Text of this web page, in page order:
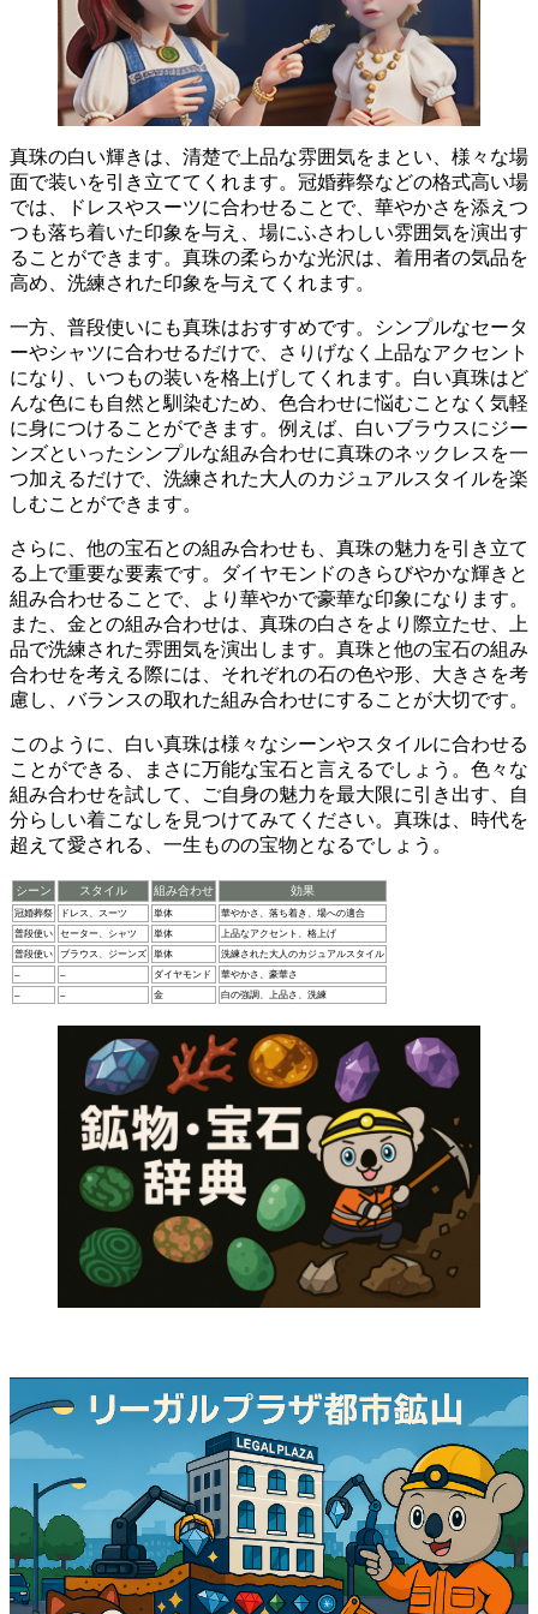
真珠の白い輝きは、清楚で上品な雰囲気をまとい、様々な場
面で装いを引き立ててくれます。 冠婚葬祭などの格式高い場
では、ドレスやスーツに合わせることで、華やかさを添えつ
つも落ち着いた印象を与え、場にふさわしい雰囲気を演出す
ることができます。真珠の柔らかな光沢は、着用者の気品を
高め、洗練された印象を与えてくれます。
一方、普段使いにも真珠はおすすめです。シンプルなセータ
ーやシャツに合わせるだけで、
さりげなく上品なアクセント
になり、いつもの装いを格上げしてくれます。白い真珠はど
んな色にも自然と馴染むため、色合わせに悩むことなく気軽
に身につけることができます。例えば、白いブラウスにジー
ンズといったシンプルな組み合わせに真珠のネックレスを一
つ加えるだけで、洗練された大人のカジュアルスタイルを楽
しむことができます。
さらに、 他の宝石との組み合わせも、真珠の魅力を引き立て
る上で重要な要素です。ダイヤモンドのきらびやかな輝きと
組み合わせることで、より華やかで豪華な印象になります。
また、金との組み合わせは、真珠の白さをより際立たせ、上
品で洗練された雰囲気を演出します。真珠と他の宝石の組み
合わせを考える際には、それぞれの石の色や形、大きさを考
慮し、バランスの取れた組み合わせにすることが大切です。
このように、白い真珠は様々なシーンやスタイルに合わせる
ことができる、
まさに万能な宝石と言えるでしょう。色々な
組み合わせを試して、ご自身の魅力を最大限に引き出す、自
分らしい着こなしを見つけてみてください。真珠は、時代を
超えて愛される、 一生ものの宝物となるでしょう。
シーン スタイル 組み合わせ 効果
冠婚葬祭 ドレス、スーツ 単体
華やかさ、落ち着き、場への適合
普段使い
セーター、シャツ 単体
上品なアクセント、格上げ
普段使い
ブラウス、ジーンズ 単体
洗練された大人のカジュアルスタイル
–
– ダイヤモンド
華やかさ、豪華さ
–
– 金 白の強調、上品さ、洗練